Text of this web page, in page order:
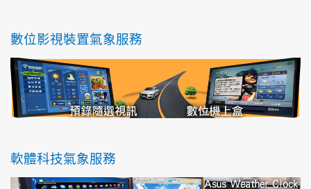
數位影視裝置氣象服務
軟體科技氣象服務